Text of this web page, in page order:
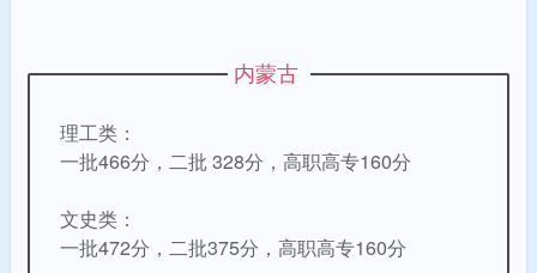
内蒙古
理工类：
一批466分，二批 328分，高职高专160分
文史类：
一批472分，二批375分，高职高专160分